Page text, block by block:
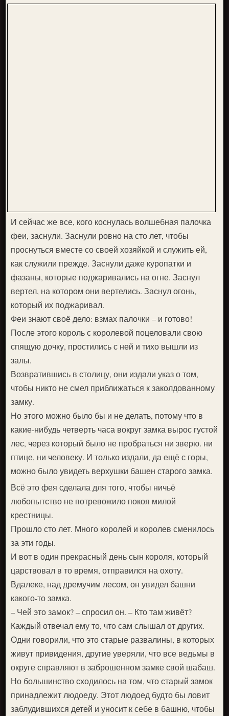
И сейчас же все, кого коснулась волшебная палочка
феи, заснули. Заснули ровно на сто лет, чтобы
проснуться вместе со своей хозяйкой и служить ей,
как служили прежде. Заснули даже куропатки и
фазаны, которые поджаривались на огне. Заснул
вертел, на котором они вертелись. Заснул огонь,
который их поджаривал.
Феи знают своё дело: взмах палочки – и готово!
После этого король с королевой поцеловали свою
спящую дочку, простились с ней и тихо вышли из
залы.
Возвратившись в столицу, они издали указ о том,
чтобы никто не смел приближаться к заколдованному
замку.
Но этого можно было бы и не делать, потому что в
какие-нибудь четверть часа вокруг замка вырос густой
лес, через который было не пробраться ни зверю. ни
птице, ни человеку. И только издали, да ещё с горы,
можно было увидеть верхушки башен старого замка.
Всё это фея сделала для того, чтобы ничьё
любопытство не потревожило покоя милой
крестницы.
Прошло сто лет. Много королей и королев сменилось
за эти годы.
И вот в один прекрасный день сын короля, который
царствовал в то время, отправился на охоту.
Вдалеке, над дремучим лесом, он увидел башни
какого-то замка.
– Чей это замок? – спросил он. – Кто там живёт?
Каждый отвечал ему то, что сам слышал от других.
Одни говорили, что это старые развалины, в которых
живут привидения, другие уверяли, что все ведьмы в
округе справляют в заброшенном замке свой шабаш.
Но большинство сходилось на том, что старый замок
принадлежит людоеду. Этот людоед будто бы ловит
заблудившихся детей и уносит к себе в башню, чтобы